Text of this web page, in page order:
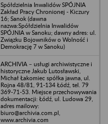
Spółdzielnia Inwalidów SPÓJNIA
Zakład Pracy Chronionej - Kiczury
16; Sanok (dawna
nazwa:Spółdzielnia Inwalidów
SPÓJNIA w Sanoku; dawny adres: ul.
Związku Bojowników o Wolność i
Demokrację 7 w Sanoku)
ARCHIVIA – usługi archiwistyczne i
historyczne Jakub Lutosławski,
Michał Łakomiec spółka jawna, ul.
Rojna 48/81, 91-134 Łódź, tel. 79
369-71-53. Miejsce przechowywania
dokumentacji: Łódź, ul. Ludowa 29,
adres mailowy:
biuro@archivia.com.pl,
www.archivia.com